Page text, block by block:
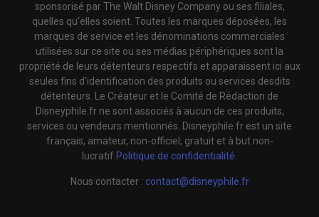
sponsorisé par The Walt Disney Company ou ses filiales,
quelles qu'elles soient. Toutes les marques déposées, les
marques de service et les dénominations commerciales
utilisées sur ce site ou ses médias périphériques sont la
propriété de leurs détenteurs respectifs et apparaissent ici aux
seules fins d'identification des produits ou services desdits
détenteurs. Le Créateur et le Comité de Rédaction de
Disneyphile.fr ne sont associés à aucun de ces produits,
services ou vendeurs mentionnés. Disneyphile.fr est un site
français, amateur, non-officiel, gratuit et à but non-
lucratif. Politique de confidentialité.
Nous contacter : contact@disneyphile.fr